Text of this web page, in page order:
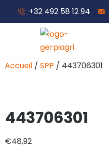
+32 492 58 12 94
Accueil / SPP / 443706301
443706301
€48,92